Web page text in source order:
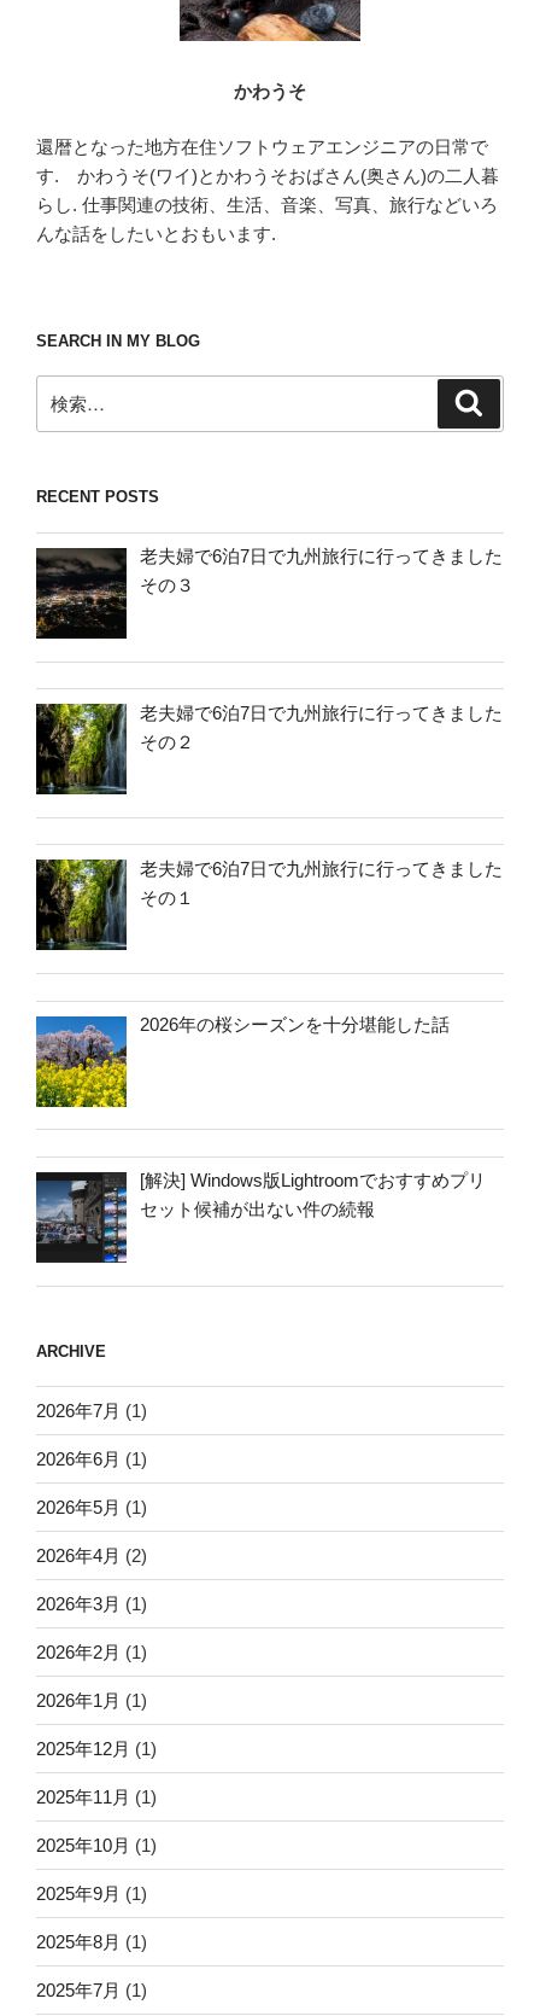
かわうそ
還暦となった地方在住ソフトウェアエンジニアの日常で
す. かわうそ(ワイ)とかわうそおばさん(奥さん)の二人暮
らし. 仕事関連の技術、生活、音楽、写真、旅行などいろ
んな話をしたいとおもいます.
SEARCH IN MY BLOG
索:
RECENT POSTS
老夫婦で6泊7日で九州旅行に行ってきました
その３
老夫婦で6泊7日で九州旅行に行ってきました
その２
老夫婦で6泊7日で九州旅行に行ってきました
その１
2026年の桜シーズンを十分堪能した話
[解決] Windows版Lightroomでおすすめプリ
セット候補が出ない件の続報
ARCHIVE
2026年7月 (1)
2026年6月 (1)
2026年5月 (1)
2026年4月 (2)
2026年3月 (1)
2026年2月 (1)
2026年1月 (1)
2025年12月 (1)
2025年11月 (1)
2025年10月 (1)
2025年9月 (1)
2025年8月 (1)
2025年7月 (1)